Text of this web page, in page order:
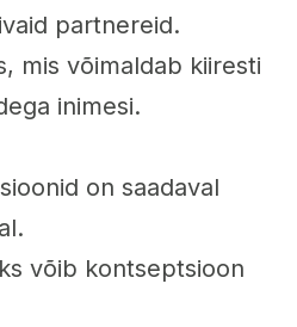
partnereid.
mis võimaldab kiiresti
inimesi.
on saadaval
võib kontseptsioon